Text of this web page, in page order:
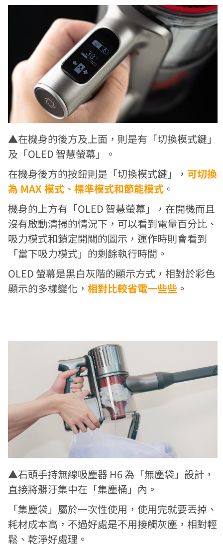
▲在機身的後方及上面，則是有「切換模式鍵」
及「OLED 智慧螢幕」。
在機身後方的按鈕則是「切換模式鍵」， 可切換
為 MAX 模式、標準模式和節能模式 。
機身的上方有「OLED 智慧螢幕」，在開機而且
沒有啟動清掃的情況下，可以看到電量百分比、
吸力模式和鎖定開關的圖示，運作時則會看到
「當下吸力模式」的剩餘執行時間。
OLED 螢幕是黑白灰階的顯示方式，相對於彩色
顯示的多樣變化，相對比較省電一些些 。
▲石頭手持無線吸塵器 H6 為「無塵袋」設計，
直接將髒汙集中在「集塵桶」內。
「集塵袋」屬於一次性使用，使用完就要丟掉、
耗材成本高，不過好處是不用接觸灰塵，相對輕
鬆、乾淨好處理。